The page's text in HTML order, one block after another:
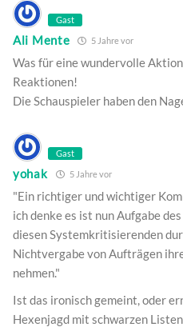
Gast
Ali Mente 5 Jahre vor
Was für eine wundervolle
Reaktionen!
Die Schauspieler haben den
Gast
yohak 5 Jahre vor
"Ein richtiger und wichtiger
ich denke es ist nun Aufgabe
diesen Systemkritisierenden
Nichtvergabe von Aufträgen
nehmen."
Ist das ironisch gemeint, oder
Hexenjagd mit schwarzen